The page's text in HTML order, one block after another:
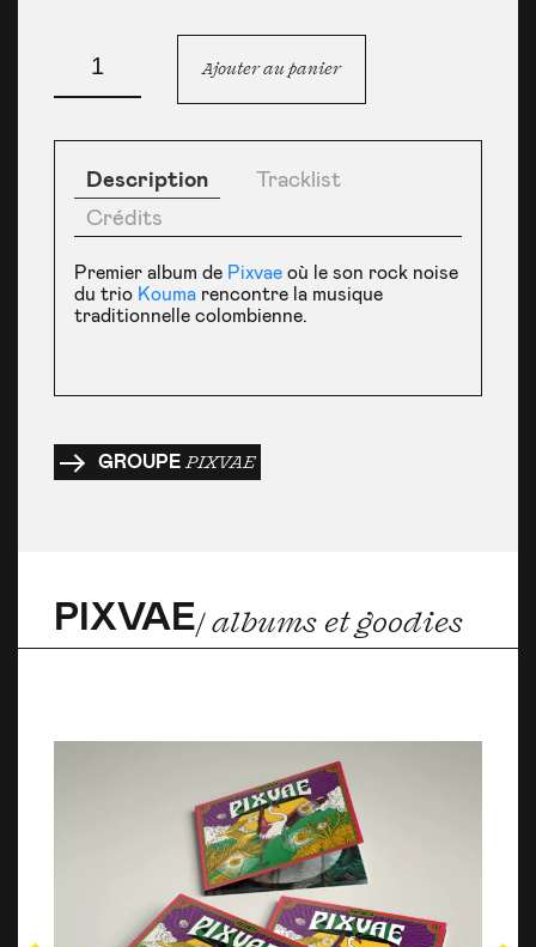
Ajouter au panier
Description
Tracklist
Crédits
Premier album de Pixvae où le son rock noise
du trio Kouma rencontre la musique
traditionnelle colombienne.
GROUPE PIXVAE
PIXVAE/ albums et goodies